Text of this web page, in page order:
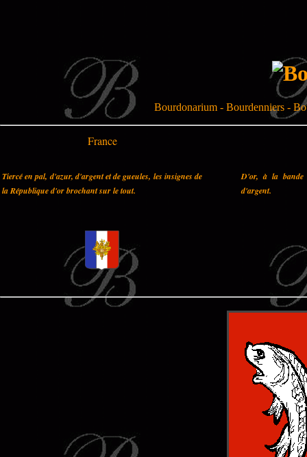
Bourdonarium - Bourdenniers -
France
Tiercé en pal, d'azur, d'argent et de gueules, les insignes de
la République d'or brochant sur le tout.
D'or, à la bande
d'argent.